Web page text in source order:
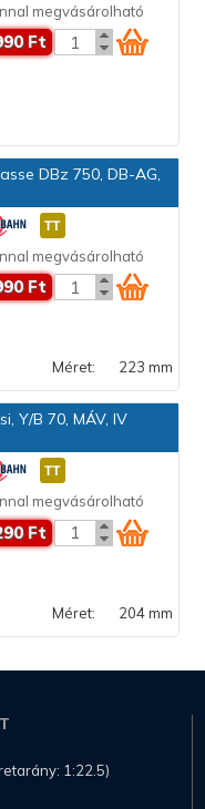
megvásárolható
Ft
DBz 750, DB-AG,
megvásárolható
Ft
Méret: 223 mm
Y/B 70, MÁV, IV
megvásárolható
Ft
Méret: 204 mm
1:22.5)